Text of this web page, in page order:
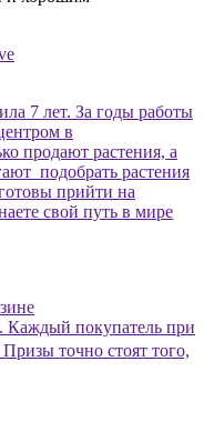
7 лет. За годы работы
в
растения, а
подобрать растения
прийти на
свой путь в мире
. Каждый покупатель при
точно стоят того,